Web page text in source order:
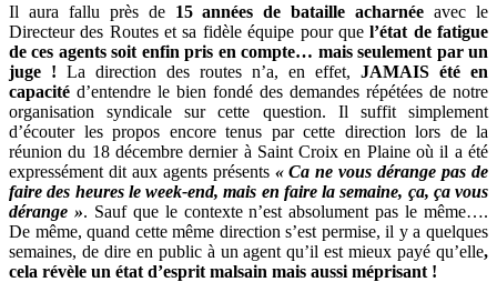
Il aura fallu près de 15 années de bataille acharnée avec le
Directeur des Routes et sa fidèle équipe pour quel’état de fatigue
de ces agents soit enfin pris en compte… mais seulement par un
juge ! La direction des routes n’a, en effet, JAMAIS été en
capacité d’entendre le bien fondé des demandes répétées de notre
organisation syndicale sur cette question. Il suffit simplement
d’écouter les propos encore tenus par cette direction lors de la
réunion du 18 décembre dernier à Saint Croix en Plaine où il a été
expressément dit aux agents présents « Ca ne vous dérange pas de
faire des heures le week-end, mais en faire la semaine, ça, ça vous
dérange ». Sauf que le contexte n’est absolument pas le même….
De même, quand cette même direction s’est permise, il y a quelques
semaines, de dire en public à un agent qu’il est mieux payé qu’elle,
cela révèle un état d’esprit malsain mais aussi méprisant !